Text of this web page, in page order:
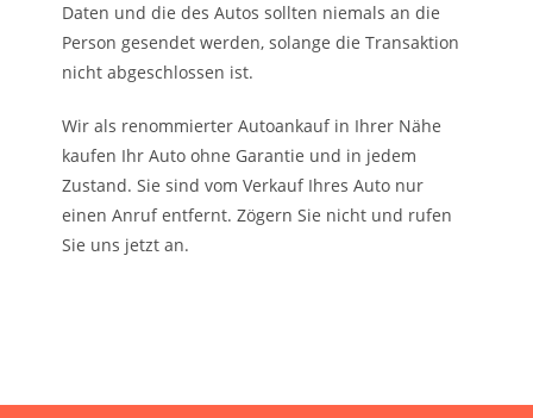
Daten und die des Autos sollten niemals an die
Person gesendet werden, solange die Transaktion
nicht abgeschlossen ist.
Wir als renommierter Autoankauf in Ihrer Nähe
kaufen Ihr Auto ohne Garantie und in jedem
Zustand. Sie sind vom Verkauf Ihres Auto nur
einen Anruf entfernt. Zögern Sie nicht und rufen
Sie uns jetzt an.